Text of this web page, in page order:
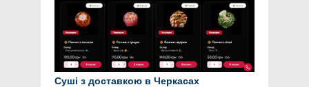
Суші з доставкою в Черкасах